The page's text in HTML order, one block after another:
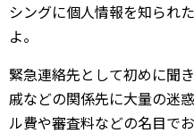
シングに個人情報を知られ
よ。
緊急連絡先として初めに聞
戚などの関係先に大量の迷
ル費や審査料などの名目で